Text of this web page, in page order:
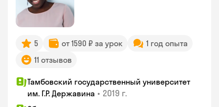
5 от 1590 ₽ за урок
1 год опыта
11 отзывов
Тамбовский государственный университет
им. Г.Р. Державина • 2019 г.